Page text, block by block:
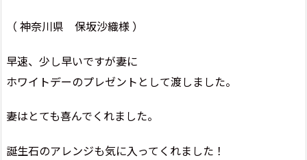
（ 神奈川県 保坂沙織様 ）
早速、少し早いですが妻に
ホワイトデーのプレゼントとして渡しました。
妻はとても喜んでくれました。
誕生石のアレンジも気に入ってくれました！